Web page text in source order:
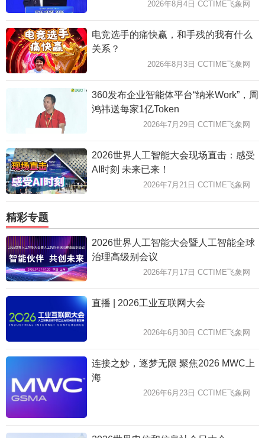
2026年8月4日 CCTIME飞象网
电竞选手的痛快赢，和手残的我有什么
关系？
2026年8月3日 CCTIME飞象网
360发布企业智能体平台“纳米Work”，周
鸿祎送每家1亿Token
2026年7月29日 CCTIME飞象网
2026世界人工智能大会现场直击：感受
AI时刻 未来已来！
2026年7月21日 CCTIME飞象网
精彩专题
2026世界人工智能大会暨人工智能全球
治理高级别会议
2026年7月17日 CCTIME飞象网
直播 | 2026工业互联网大会
2026年6月30日 CCTIME飞象网
连接之妙，逐梦无限 聚焦2026 MWC上
海
2026年6月23日 CCTIME飞象网